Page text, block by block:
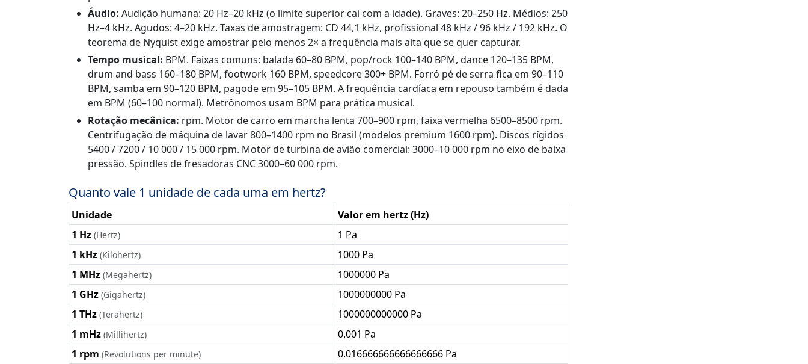
Áudio: Audição humana: 20 Hz–20 kHz (o limite superior cai com a idade). Graves: 20–250 Hz. Médios: 250
Hz–4 kHz. Agudos: 4–20 kHz. Taxas de amostragem: CD 44,1 kHz, profissional 48 kHz / 96 kHz / 192 kHz. O
teorema de Nyquist exige amostrar pelo menos 2× a frequência mais alta que se quer capturar.
Tempo musical: BPM. Faixas comuns: balada 60–80 BPM, pop/rock 100–140 BPM, dance 120–135 BPM,
drum and bass 160–180 BPM, footwork 160 BPM, speedcore 300+ BPM. Forró pé de serra fica em 90–110
BPM, samba em 90–120 BPM, pagode em 95–105 BPM. A frequência cardíaca em repouso também é dada
em BPM (60–100 normal). Metrônomos usam BPM para prática musical.
Rotação mecânica: rpm. Motor de carro em marcha lenta 700–900 rpm, faixa vermelha 6500–8500 rpm.
Centrifugação de máquina de lavar 800–1400 rpm no Brasil (modelos premium 1600 rpm). Discos rígidos
5400 / 7200 / 10 000 / 15 000 rpm. Motor de turbina de avião comercial: 3000–10 000 rpm no eixo de baixa
pressão. Spindles de fresadoras CNC 3000–60 000 rpm.
Quanto vale 1 unidade de cada uma em hertz?
Unidade
Valor em hertz (Hz)
1 Hz (Hertz)
1 Pa
1 kHz (Kilohertz)
1000 Pa
1 MHz (Megahertz)
1000000 Pa
1 GHz (Gigahertz)
1000000000 Pa
1 THz (Terahertz)
1000000000000 Pa
1 mHz (Millihertz)
0.001 Pa
1 rpm (Revolutions per minute)
0.016666666666666666 Pa